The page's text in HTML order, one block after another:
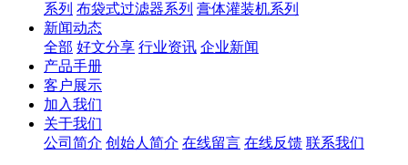
系列 布袋式过滤器系列 膏体灌装机系列
新闻动态
全部 好文分享 行业资讯 企业新闻
产品手册
客户展示
加入我们
关于我们
公司简介 创始人简介 在线留言 在线反馈 联系我们